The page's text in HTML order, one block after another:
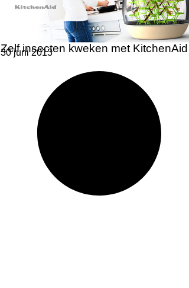
Zelf insecten kweken met KitchenAid
30 juni 2013